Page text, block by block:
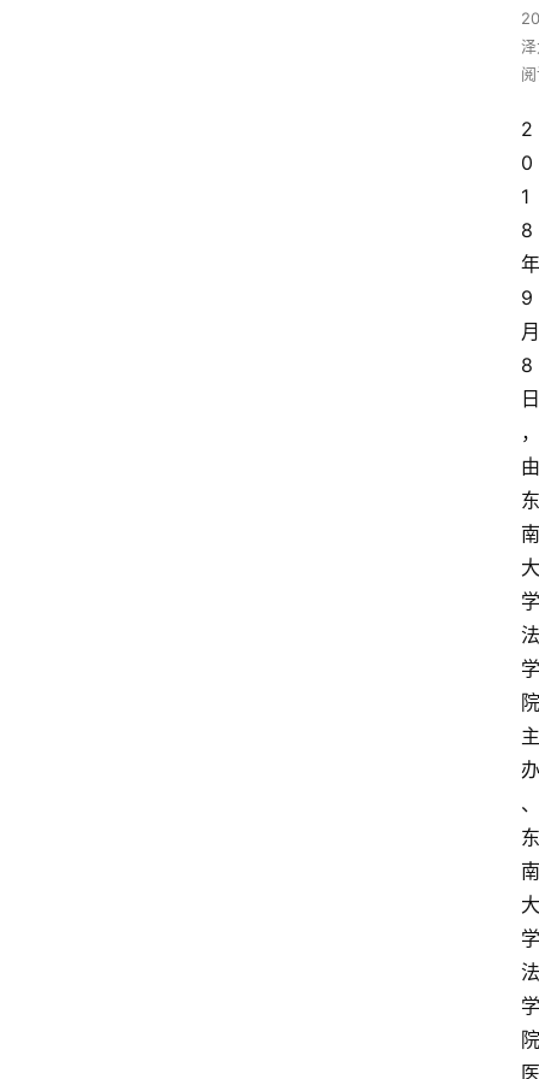
2
0
1
8
年
9
月
8
日
，
由
东
南
大
学
法
学
院
主
办
、
东
南
大
学
法
学
院
医